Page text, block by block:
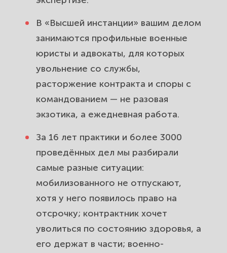
Как правильно составить и подать
рапорт на увольнение, чтобы он не
«потерялся».
Стоимость и сроки работы юриста
по увольнению с военной службы.
Частые вопросы об увольнении с
доверяют «Высшей инстанции».
В «Высшей инстанции» вашим делом
занимаются профильные военные
юристы и адвокаты, для которых
увольнение со службы,
расторжение контракта и споры с
командованием — не разовая
экзотика, а ежедневная работа.
За 16 лет практики и более 3000
проведённых дел мы разбирали
самые разные ситуации:
мобилизованного не отпускают,
хотя у него появилось право на
отсрочку; контрактник хочет
уволиться по состоянию здоровья, а
его держат в части; военно-